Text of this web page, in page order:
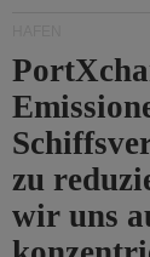
zu
wir uns